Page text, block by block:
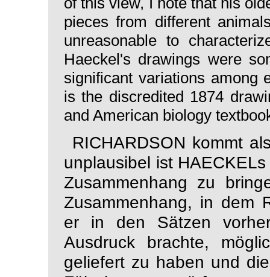
pieces from different
unreasonable to
Haeckel's drawings were
significant variations among
is the discredited 1874
and American biology
RICHARDSON kommt
unplausibel ist
Zusammenhang zu
Zusammenhang, in dem
er in den Sätzen
Ausdruck brachte,
geliefert zu haben und